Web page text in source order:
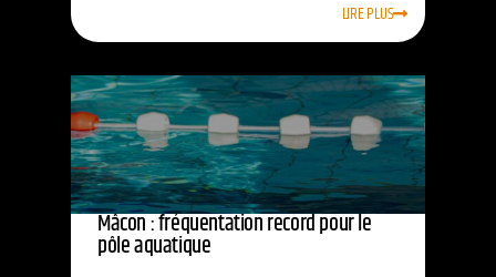
LIRE PLUS
Mâcon : fréquentation record pour le
pôle aquatique